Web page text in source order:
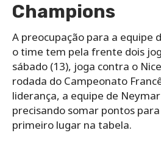
Champions
A preocupação para a equipe
o time tem pela frente dois
sábado (13), joga contra o
rodada do Campeonato
liderança, a equipe de
precisando somar pontos
primeiro lugar na tabela.